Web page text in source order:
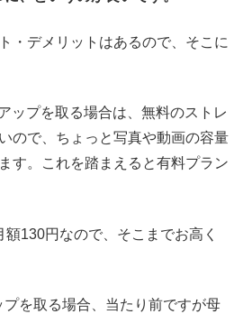
・デメリットはあるので、そこに
ップを取る場合は、無料のストレ
ので、ちょっと写真や動画の容量
す。これを踏まえると有料プラン
130円なので、そこまでお高く
を取る場合、当たり前ですが母